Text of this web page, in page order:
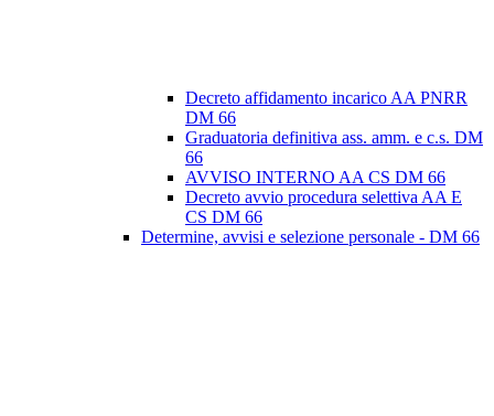
Decreto affidamento incarico AA PNRR
DM 66
Graduatoria definitiva ass. amm. e c.s. DM
66
AVVISO INTERNO AA CS DM 66
Decreto avvio procedura selettiva AA E
CS DM 66
Determine, avvisi e selezione personale - DM 66